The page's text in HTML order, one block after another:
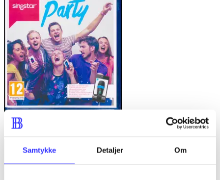
Samtykke Detaljer Om
Singstar ultimate party